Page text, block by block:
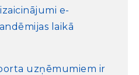
e-
laikā
uzņēmumiem ir